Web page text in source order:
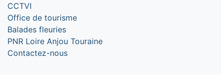
CCTVI
Office de tourisme
Balades fleuries
PNR Loire Anjou Touraine
Contactez-nous